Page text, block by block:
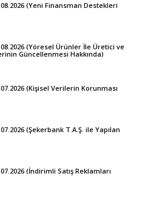
(Yeni Finansman Destekleri
(Yöresel Ürünler İle Üretici ve
Güncellenmesi Hakkında)
(Kişisel Verilerin Korunması
(Şekerbank T.A.Ş. ile Yapılan
(İndirimli Satış Reklamları